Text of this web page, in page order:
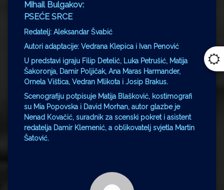
Mihail Bulgakov:
PSEĆE SRCE
Redatelj: Aleksandar Švabić
Autori adaptacije: Vedrana Klepica i Ivan Penović
U predstavi igraju Filip Detelić, Luka Petrušić, Matija
Šakoronja, Damir Poljičak, Ana Maras Harmander,
Ornela Vištica, Vedran Mlikota i Josip Brakus.
Scenografiju potpisuje Matija Blašković, kostimografi
su Mia Popovska i David Morhan, autor glazbe je
Nenad Kovačić, suradnik za scenski pokret i asistent
redatelja Damir Klemenić, a oblikovatelj svjetla Martin
Šatović.